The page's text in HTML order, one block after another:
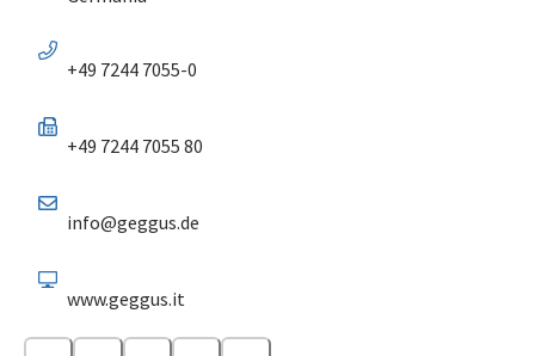
+49 7244 7055-0
+49 7244 7055 80
info@geggus.de
www.geggus.it